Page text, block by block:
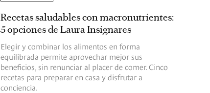
Recetas saludables con macronutrientes:
5 opciones de Laura Insignares
Elegir y combinar los alimentos en forma
equilibrada permite aprovechar mejor sus
beneficios, sin renunciar al placer de comer. Cinco
recetas para preparar en casa y disfrutar a
conciencia.